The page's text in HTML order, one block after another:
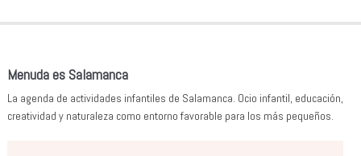
Menuda es Salamanca
La agenda de actividades infantiles de Salamanca. Ocio infantil, educación,
creatividad y naturaleza como entorno favorable para los más pequeños.